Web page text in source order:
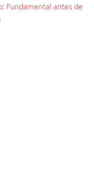
Fundamental antes de